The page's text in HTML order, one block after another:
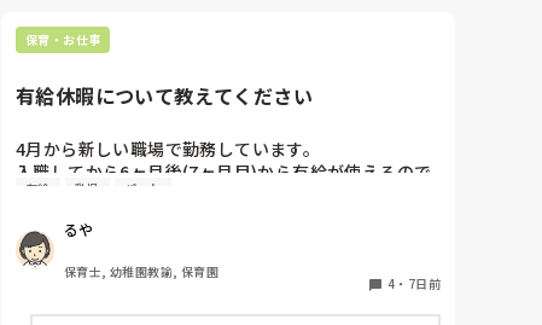
保育・お仕事
有給休暇について教えてください
4月から新しい職場で勤務しています。
入職してから6ヶ月後(7ヶ月目)から有給が使えるので
すが、今4ヶ月。
今までは4ヶ月目から使えていたような？
皆さんのところは新しい職員はいつから有給が使用出
来ますか？
よかったら教えてください。
有給 乳児 パート
るや
保育士, 幼稚園教諭, 保育園
4 ・ 7日前